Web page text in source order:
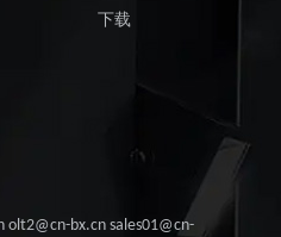
下载
olt2@cn-bx.cn sales01@cn-